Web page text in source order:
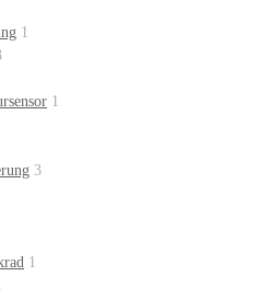
1
1
3
1